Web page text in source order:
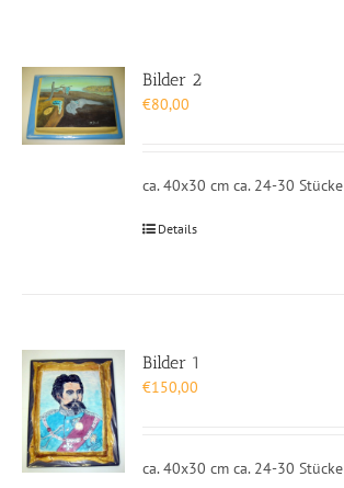
Bilder 2
€80,00
ca. 40x30 cm ca. 24-30 Stücke
Details
Bilder 1
€150,00
ca. 40x30 cm ca. 24-30 Stücke